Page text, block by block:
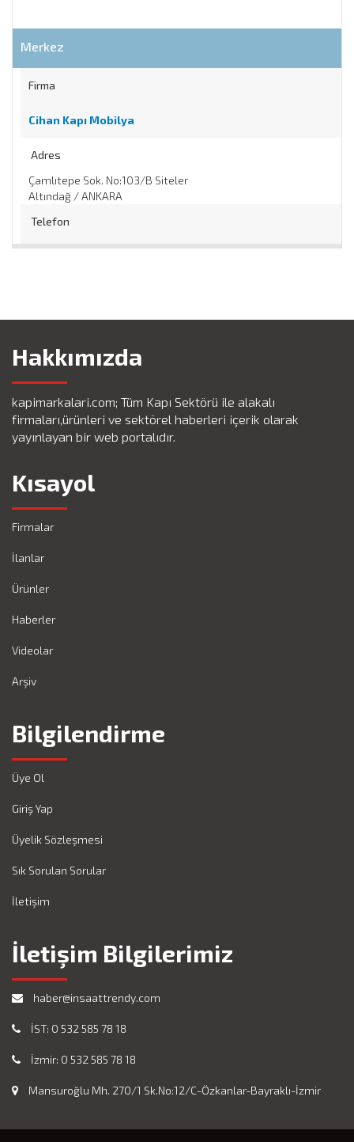
Merkez
Firma
Cihan Kapı Mobilya
Adres
Çamlıtepe Sok. No:103/B Siteler
Altındağ / ANKARA
Telefon
Hakkımızda
kapimarkalari.com; Tüm Kapı Sektörü ile alakalı
firmaları,ürünleri ve sektörel haberleri içerik olarak
yayınlayan bir web portalıdır.
Kısayol
Firmalar
İlanlar
Ürünler
Haberler
Videolar
Arşiv
Bilgilendirme
Üye Ol
Giriş Yap
Üyelik Sözleşmesi
Sık Sorulan Sorular
İletişim
İletişim Bilgilerimiz
haber@insaattrendy.com
İST: 0 532 585 78 18
İzmir: 0 532 585 78 18
Mansuroğlu Mh. 270/1 Sk.No:12/C-Özkanlar-Bayraklı-İzmir